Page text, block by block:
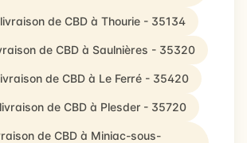
de CBD à Thourie - 35134
de CBD à Saulnières - 35320
de CBD à Le Ferré - 35420
de CBD à Plesder - 35720
de CBD à Miniac-sous-